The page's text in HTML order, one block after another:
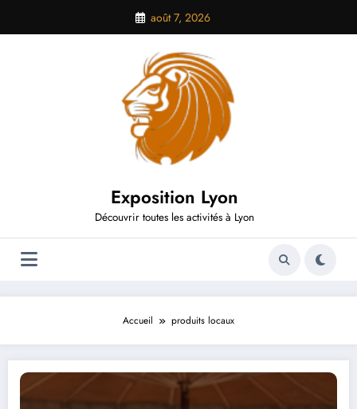
contenu
août 7, 2026
Exposition Lyon
Découvrir toutes les activités à Lyon
Accueil produits locaux